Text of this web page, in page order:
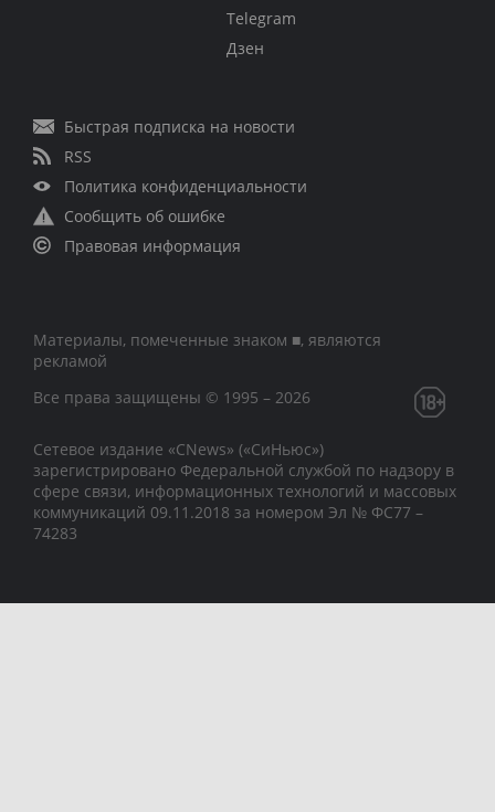
Telegram
Дзен
Быстрая подписка на новости
RSS
Политика конфиденциальности
Сообщить об ошибке
Правовая информация
Материалы, помеченные знаком ■, являются
рекламой
Все права защищены © 1995 – 2026
Сетевое издание «CNews» («СиНьюс»)
зарегистрировано Федеральной службой по надзору в
сфере связи, информационных технологий и массовых
коммуникаций 09.11.2018 за номером Эл № ФС77 –
74283